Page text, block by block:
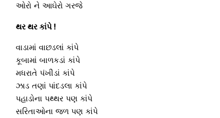
ઓરો ને આઘેરો ગરજે
થર થર કાંપે !
વાડામાં વાછડલાં કાંપે
કૂબામાં બાળકડાં કાંપે
મધરાતે પંખીડાં કાંપે
ઝાડ તણાં પાંદડલા કાંપે
પહાડોના પથ્થર પણ કાંપે
સરિતાઓના જળ પણ કાંપે